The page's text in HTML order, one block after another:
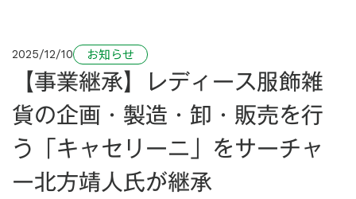
2025/12/10 お知らせ
【事業継承】レディース服飾雑
貨の企画・製造・卸・販売を行
う「キャセリーニ」をサーチャ
ー北方靖人氏が継承